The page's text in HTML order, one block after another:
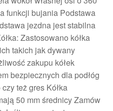
funkcji bujania Podstawa
jezdna jest stabilna
Zastosowano kółka
takich jak dywany
zakupu kółek
bezpiecznych dla podłóg
też gres Kółka
50 mm średnicy Zamów